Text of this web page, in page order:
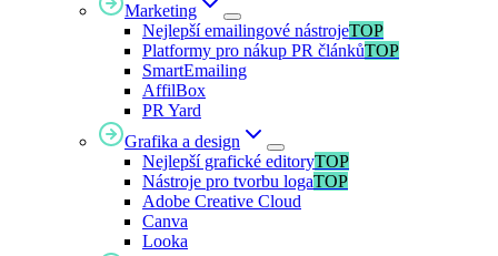
Marketing
Nejlepší emailingové nástrojeTOP
Platformy pro nákup PR článkůTOP
SmartEmailing
AffilBox
PR Yard
Grafika a design
Nejlepší grafické editoryTOP
Nástroje pro tvorbu logaTOP
Adobe Creative Cloud
Canva
Looka